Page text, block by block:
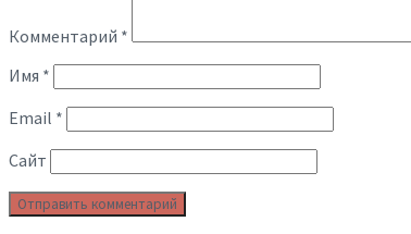
Комментарий *
Имя *
Email *
Сайт